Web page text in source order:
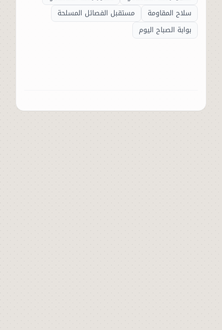
سلاح المقاومة
مستقبل الفصائل المسلحة
بوابة الصباح اليوم